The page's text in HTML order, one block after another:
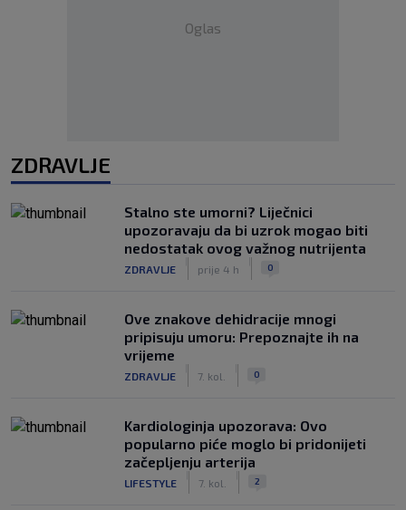
Oglas
ZDRAVLJE
Stalno ste umorni? Liječnici
upozoravaju da bi uzrok mogao biti
nedostatak ovog važnog nutrijenta
ZDRAVLJE prije 4 h 0
Ove znakove dehidracije mnogi
pripisuju umoru: Prepoznajte ih na
vrijeme
ZDRAVLJE 7. kol. 0
Kardiologinja upozorava: Ovo
popularno piće moglo bi pridonijeti
začepljenju arterija
LIFESTYLE 7. kol. 2